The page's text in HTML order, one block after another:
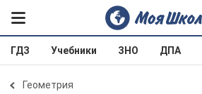
ГДЗ Учебники ЗНО ДПА
Геометрия